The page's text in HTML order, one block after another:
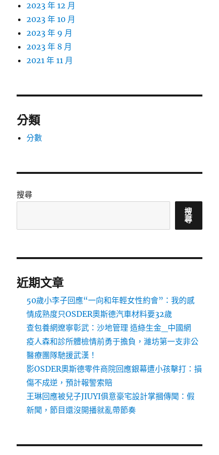
2023 年 12 月
2023 年 10 月
2023 年 9 月
2023 年 8 月
2021 年 11 月
分類
分數
搜尋
搜
尋
近期文章
50歲小李子回應“一向和年輕女性約會”：我的感
情成熟度只OSDER奧斯德汽車材料要32歲
查包養網遼寧彰武：沙地管理 造綠生金_中國網
疫人森和診所體檢情前勇于擔負，濰坊第一支非公
醫療團隊馳援武漢！
影OSDER奧斯德零件商院回應銀幕遭小孩擊打：損
傷不成逆，預計報警索賠
王琳回應被兒子JIUYI俱意豪宅設計掌摑傳聞：假
新聞，節目還沒開播就亂帶節奏